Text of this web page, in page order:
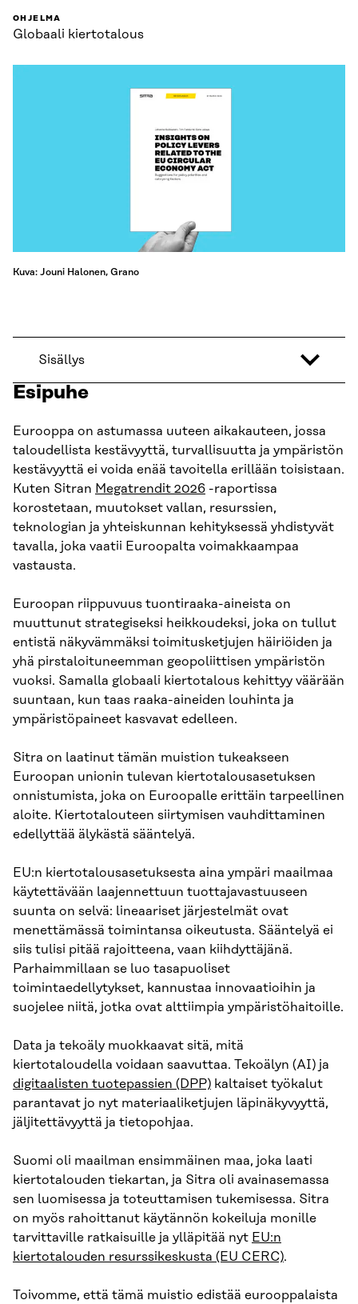
OHJELMA
Globaali kiertotalous
Kuva: Jouni Halonen, Grano
Sisällys
Esipuhe
Eurooppa on astumassa uuteen aikakauteen, jossa
taloudellista kestävyyttä, turvallisuutta ja ympäristön
kestävyyttä ei voida enää tavoitella erillään toisistaan.
Kuten Sitran Megatrendit 2026 -raportissa
korostetaan, muutokset vallan, resurssien,
teknologian ja yhteiskunnan kehityksessä yhdistyvät
tavalla, joka vaatii Euroopalta voimakkaampaa
vastausta.
Euroopan riippuvuus tuontiraaka-aineista on
muuttunut strategiseksi heikkoudeksi, joka on tullut
entistä näkyvämmäksi toimitusketjujen häiriöiden ja
yhä pirstaloituneemman geopoliittisen ympäristön
vuoksi. Samalla globaali kiertotalous kehittyy väärään
suuntaan, kun taas raaka-aineiden louhinta ja
ympäristöpaineet kasvavat edelleen.
Sitra on laatinut tämän muistion tukeakseen
Euroopan unionin tulevan kiertotalousasetuksen
onnistumista, joka on Euroopalle erittäin tarpeellinen
aloite. Kiertotalouteen siirtymisen vauhdittaminen
edellyttää älykästä sääntelyä.
EU:n kiertotalousasetuksesta aina ympäri maailmaa
käytettävään laajennettuun tuottajavastuuseen
suunta on selvä: lineaariset järjestelmät ovat
menettämässä toimintansa oikeutusta. Sääntelyä ei
siis tulisi pitää rajoitteena, vaan kiihdyttäjänä.
Parhaimmillaan se luo tasapuoliset
toimintaedellytykset, kannustaa innovaatioihin ja
suojelee niitä, jotka ovat alttiimpia ympäristöhaitoille.
Data ja tekoäly muokkaavat sitä, mitä
kiertotaloudella voidaan saavuttaa. Tekoälyn (AI) ja
digitaalisten tuotepassien (DPP) kaltaiset työkalut
parantavat jo nyt materiaaliketjujen läpinäkyvyyttä,
jäljitettävyyttä ja tietopohjaa.
Suomi oli maailman ensimmäinen maa, joka laati
kiertotalouden tiekartan, ja Sitra oli avainasemassa
sen luomisessa ja toteuttamisen tukemisessa. Sitra
on myös rahoittanut käytännön kokeiluja monille
tarvittaville ratkaisuille ja ylläpitää nyt EU:n
kiertotalouden resurssikeskusta (EU CERC).
Toivomme, että tämä muistio edistää eurooppalaista